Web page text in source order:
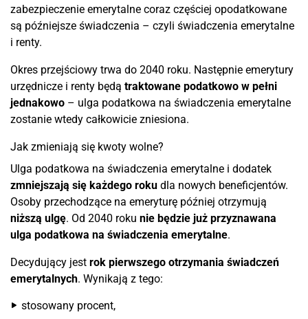
zabezpieczenie emerytalne coraz częściej opodatkowane
są późniejsze świadczenia – czyli świadczenia emerytalne
i renty.
Okres przejściowy trwa do 2040 roku. Następnie emerytury
urzędnicze i renty będą traktowane podatkowo w pełni
jednakowo – ulga podatkowa na świadczenia emerytalne
zostanie wtedy całkowicie zniesiona.
Jak zmieniają się kwoty wolne?
Ulga podatkowa na świadczenia emerytalne i dodatek
zmniejszają się każdego roku dla nowych beneficjentów.
Osoby przechodzące na emeryturę później otrzymują
niższą ulgę. Od 2040 roku nie będzie już przyznawana
ulga podatkowa na świadczenia emerytalne.
Decydujący jest rok pierwszego otrzymania świadczeń
emerytalnych. Wynikają z tego:
stosowany procent,